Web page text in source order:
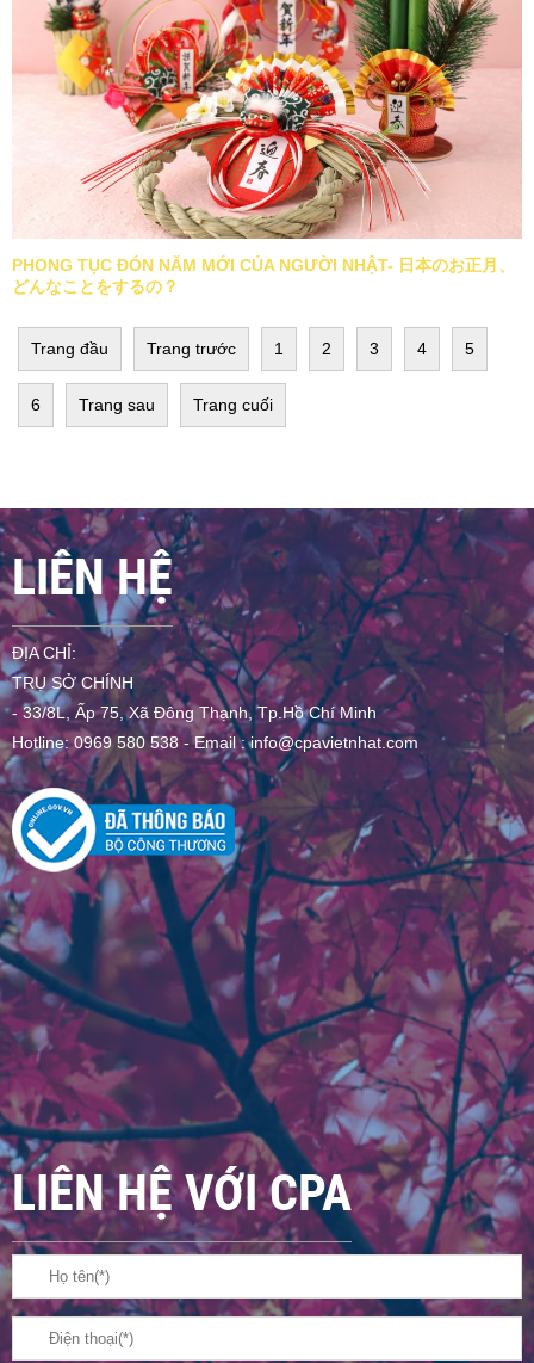
PHONG TỤC ĐÓN NĂM MỚI CỦA NGƯỜI NHẬT- 日本のお正月、
どんなことをするの？
Trang đầu Trang trước 1 2 3 4 5
6 Trang sau Trang cuối
LIÊN HỆ
ĐỊA CHỈ:
TRỤ SỞ CHÍNH
- 33/8L, Ấp 75, Xã Đông Thạnh, Tp.Hồ Chí Minh
Hotline: 0969 580 538 - Email :info@cpavietnhat.com
LIÊN HỆ VỚI CPA